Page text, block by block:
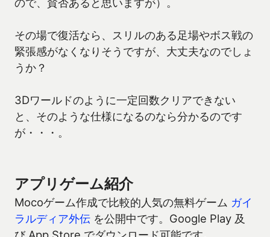
その場で復活なら、スリルのある足場やボス戦の
緊張感がなくなりそうですが、大丈夫なのでしょ
うか？
3Dワールドのように一定回数クリアできない
と、そのような仕様になるのなら分かるのです
が・・・。
アプリゲーム紹介
Mocoゲーム作成で比較的人気の無料ゲーム ガイ
ラルディア外伝 を公開中です。Google Play 及